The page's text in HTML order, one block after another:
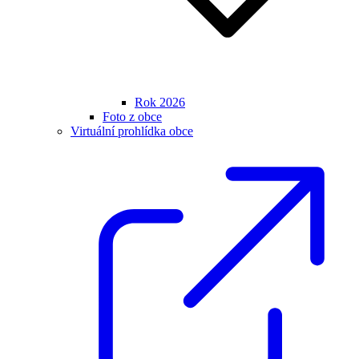
Rok 2026
Foto z obce
Virtuální prohlídka obce